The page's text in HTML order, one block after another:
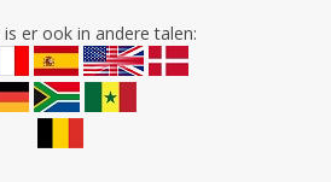
is er ook in andere talen: